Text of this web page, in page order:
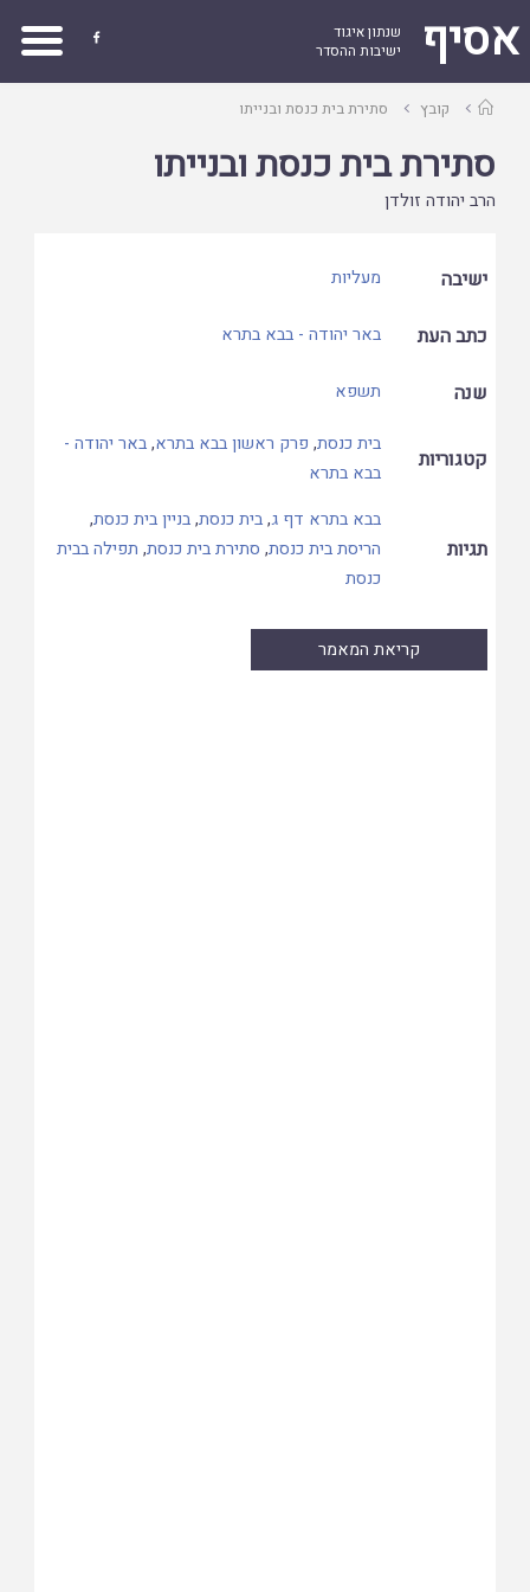
אסיף
שנתון איגוד
ישיבות ההסדר

עמודקובץ סתירת בית כנסת ובנייתו
סתירת בית כנסת ובנייתו
הרב יהודה זולדן
ישיבה מעליות
כתב העת באר יהודה - בבא בתרא
שנה תשפא
קטגוריות
בית כנסת, פרק ראשון בבא בתרא,באר יהודה -
בבא בתרא
תגיות
בבא בתרא דף ג,בית כנסת,בניין בית כנסת,
הריסת בית כנסת, סתירת בית כנסת, תפילה בבית
כנסת
קריאת המאמר